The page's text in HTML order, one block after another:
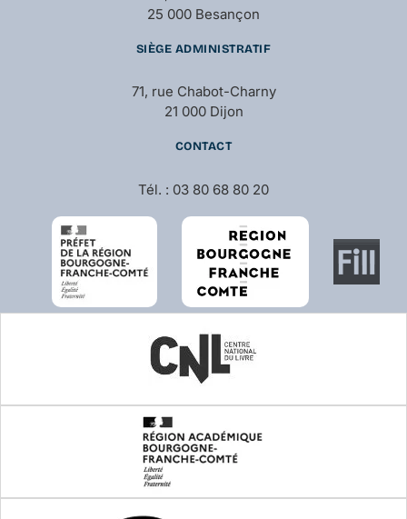
25 000 Besançon
SIÈGE ADMINISTRATIF
71, rue Chabot-Charny
21 000 Dijon
CONTACT
Tél. : 03 80 68 80 20